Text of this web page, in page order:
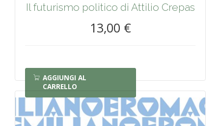
Il futurismo politico di Attilio Crepas
13,00 €
AGGIUNGI AL
CARRELLO